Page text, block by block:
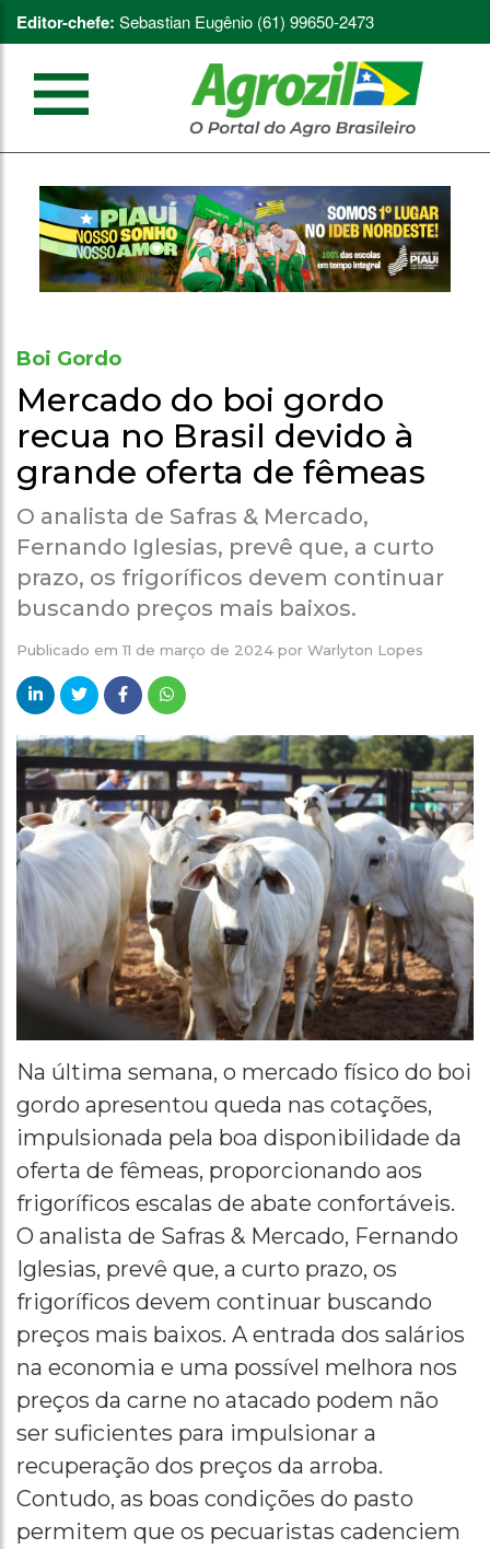
Editor-chefe: Sebastian Eugênio (61) 99650-2473
Boi Gordo
Mercado do boi gordo
recua no Brasil devido à
grande oferta de fêmeas
O analista de Safras & Mercado,
Fernando Iglesias, prevê que, a curto
prazo, os frigoríficos devem continuar
buscando preços mais baixos.
Publicado em11 de março de 2024 por Warlyton Lopes
Na última semana, o mercado físico do boi
gordo apresentou queda nas cotações,
impulsionada pela boa disponibilidade da
oferta de fêmeas, proporcionando aos
frigoríficos escalas de abate confortáveis.
O analista de Safras & Mercado, Fernando
Iglesias, prevê que, a curto prazo, os
frigoríficos devem continuar buscando
preços mais baixos. A entrada dos salários
na economia e uma possível melhora nos
preços da carne no atacado podem não
ser suficientes para impulsionar a
recuperação dos preços da arroba.
Contudo, as boas condições do pasto
permitem que os pecuaristas cadenciem